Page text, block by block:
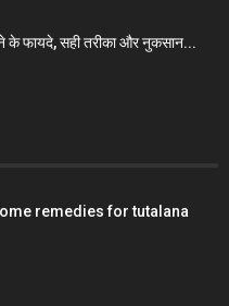
के फायदे, सही तरीका और नुकसान...
remedies for tutalana